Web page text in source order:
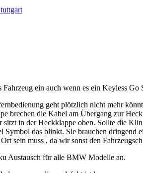
ein auch wenn es ein Keyless Go
geht plötzlich nicht mehr
brechen die Kabel am Übergang zur
in der Heckklappe oben. Sollte die
Symbol das blinkt. Sie brauchen
sein muss , da wir sonst den
Austausch für alle BMW Modelle an.